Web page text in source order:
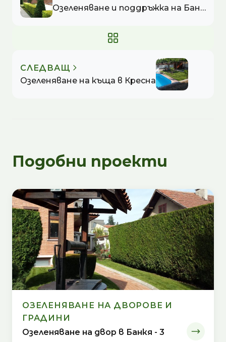
Озеленяване и поддръжка на Банка ДСК - Централно управление.
СЛЕДВАЩ
Озеленяване на къща в Кресна
Подобни проекти
ОЗЕЛЕНЯВАНЕ НА ДВОРОВЕ И
ГРАДИНИ
Озеленяване на двор в Банкя - 3